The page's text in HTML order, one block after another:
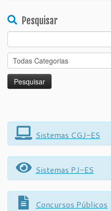
Pesquisar
Search
for:
Sistemas CGJ-ES
Sistemas PJ-ES
Concursos Públicos